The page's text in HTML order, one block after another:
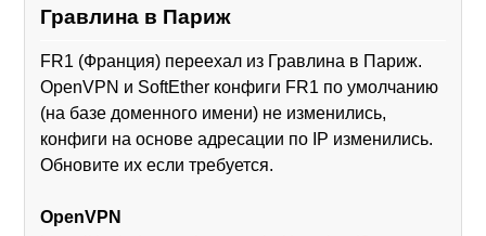
Гравлина в Париж
FR1 (Франция) переехал из Гравлина в Париж.
OpenVPN и SoftEther конфиги FR1 по умолчанию
(на базе доменного имени) не изменились,
конфиги на основе адресации по IP изменились.
Обновите их если требуется.
OpenVPN